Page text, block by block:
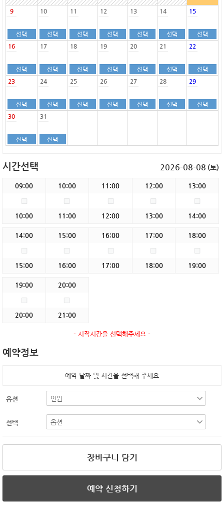
9
선택
10
선택
11
선택
12
선택
13
선택
14
선택
15
선택
16
선택
17
선택
18
선택
19
선택
20
선택
21
선택
22
선택
23
선택
24
선택
25
선택
26
선택
27
선택
28
선택
29
선택
30
선택
31
선택
시간선택 2026-08-08 (토)
09:00
10:00
10:00
11:00
11:00
12:00
12:00
13:00
13:00
14:00
14:00
15:00
15:00
16:00
16:00
17:00
17:00
18:00
18:00
19:00
19:00
20:00
20:00
21:00
- 시작시간을 선택해주세요 -
예약정보
예약 날짜 및 시간을 선택해 주세요
옵션
선택
장바구니 담기
예약 신청하기